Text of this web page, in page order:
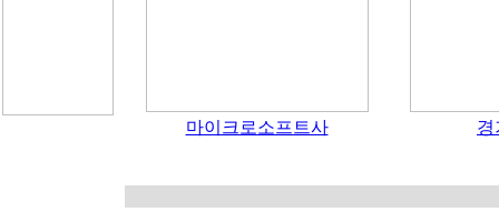
마이크로소프트사 경